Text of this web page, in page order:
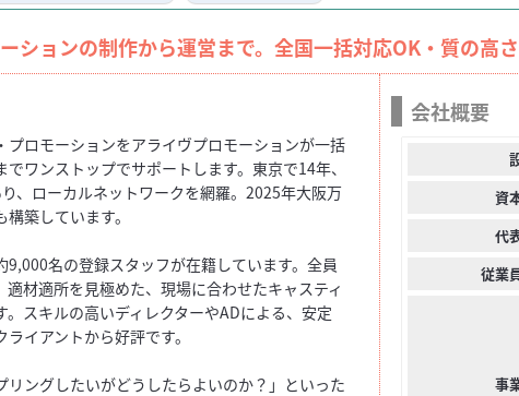
ションの制作から運営まで。全国一括対応OK・質の高
プロモーションをアライヴプロモーションが一括
ワンストップでサポートします。東京で14年、
、ローカルネットワークを網羅。2025年大阪万
築しています。
9,000名の登録スタッフが在籍しています。全員
材適所を見極めた、現場に合わせたキャスティ
。スキルの高いディレクターやADによる、安定
イアントから好評です。
リングしたいがどうしたらよいのか？」といった
会社概要
資
代
従業
事